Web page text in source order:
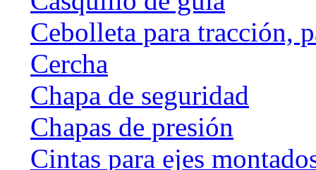
Cebolleta para tracción,
Cercha
Chapa de seguridad
Chapas de presión
Cintas para ejes